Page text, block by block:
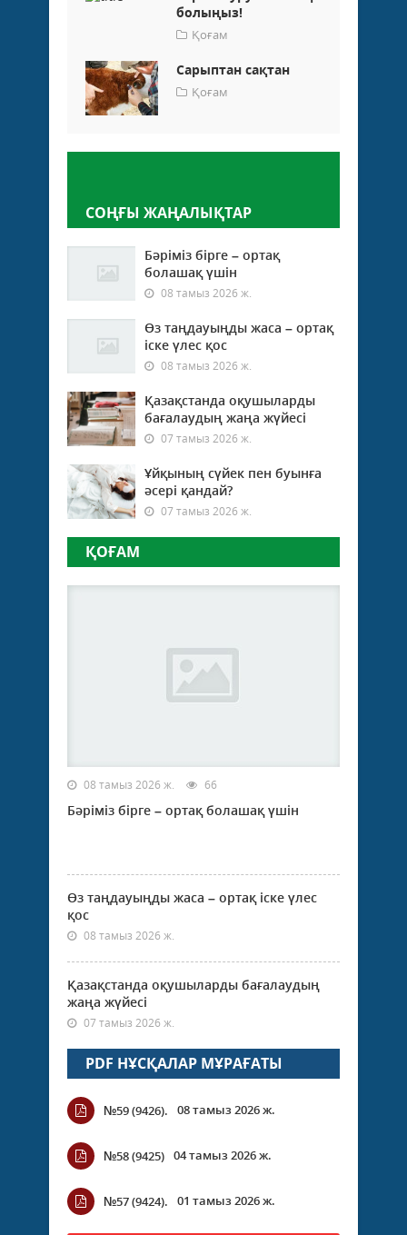
болыңыз!
Қоғам
Сарыптан сақтан
Қоғам
СОҢҒЫ ЖАҢАЛЫҚТАР
Бәріміз бірге – ортақ
болашақ үшін
08 тамыз 2026 ж.
Өз таңдауыңды жаса – ортақ
іске үлес қос
08 тамыз 2026 ж.
Қазақстанда оқушыларды
бағалаудың жаңа жүйесі
07 тамыз 2026 ж.
Ұйқының сүйек пен буынға
әсері қандай?
07 тамыз 2026 ж.
ҚОҒАМ
08 тамыз 2026 ж. 66
Бәріміз бірге – ортақ болашақ үшін
Өз таңдауыңды жаса – ортақ іске үлес
қос
08 тамыз 2026 ж.
Қазақстанда оқушыларды бағалаудың
жаңа жүйесі
07 тамыз 2026 ж.
PDF НҰСҚАЛАР МҰРАҒАТЫ
№59 (9426). 08 тамыз 2026 ж.
№58 (9425) 04 тамыз 2026 ж.
№57 (9424). 01 тамыз 2026 ж.